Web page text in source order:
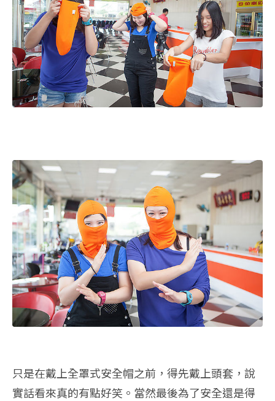
只是在戴上全罩式安全帽之前，得先戴上頭套，說
實話看來真的有點好笑。當然最後為了安全還是得